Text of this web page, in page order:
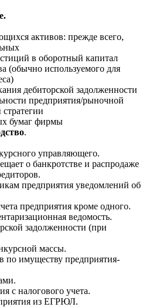
активов: прежде всего,
в оборотный капитал
(обычно используемого для
дебиторской задолженности
предприятия/рыночной
бумаг фирмы
.
управляющего.
о банкротстве и распродаже
предприятия уведомлений об
предприятия кроме одного.
ведомость.
задолженности (при
массы.
по имуществу предприятия-
с налогового учета.
из ЕГРЮЛ.